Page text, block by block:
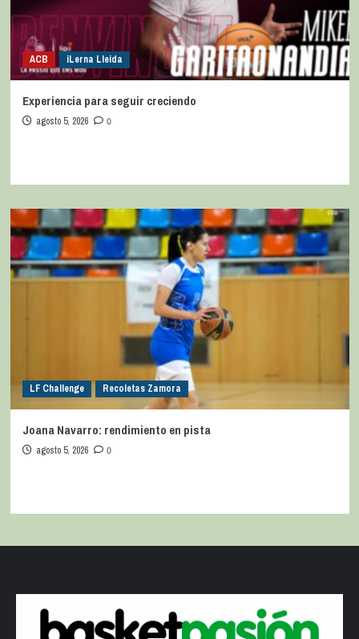
ACB iLerna Lleida
Experiencia para seguir creciendo
agosto 5, 2026 0
LF Challenge Recoletas Zamora
Joana Navarro: rendimiento en pista
agosto 5, 2026 0